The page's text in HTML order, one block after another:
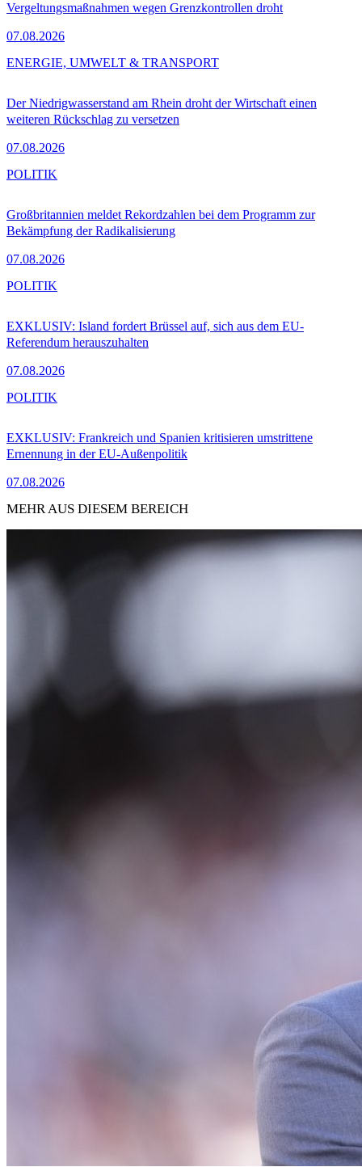
Vergeltungsmaßnahmen wegen Grenzkontrollen droht
07.08.2026
Der Niedrigwasserstand am Rhein droht der Wirtschaft einen
weiteren Rückschlag zu versetzen
07.08.2026
ENERGIE, UMWELT & TRANSPORT
Großbritannien meldet Rekordzahlen bei dem Programm zur
Bekämpfung der Radikalisierung
07.08.2026
POLITIK
EXKLUSIV: Island fordert Brüssel auf, sich aus dem EU-
Referendum herauszuhalten
07.08.2026
POLITIK
EXKLUSIV: Frankreich und Spanien kritisieren umstrittene
Ernennung in der EU-Außenpolitik
07.08.2026
POLITIK
MEHR AUS DIESEM BEREICH